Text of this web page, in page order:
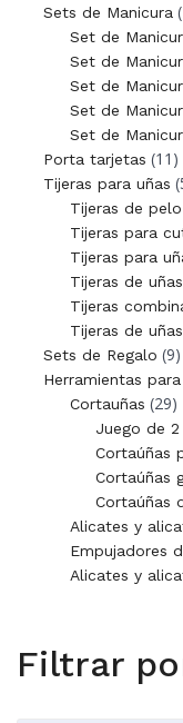
Sets de Manicura
Set de
Set de
Set de
Set de
Set de
Porta tarjetas (11)
Tijeras para uñas
Tijeras de
Tijeras para
Tijeras para
Tijeras de uñas
Tijeras
Tijeras de
Sets de Regalo (9)
Herramientas
Cortauñas (29)
Juego de
Cortaúñas
Cortaúñas
Cortaúñas
Alicates y
Empujadores
Alicates y
Filtrar